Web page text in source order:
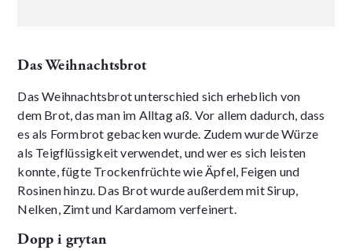
Das Weihnachtsbrot
Das Weihnachtsbrot unterschied sich erheblich von
dem Brot, das man im Alltag aß. Vor allem dadurch, dass
es als Formbrot gebacken wurde. Zudem wurde Würze
als Teigflüssigkeit verwendet, und wer es sich leisten
konnte, fügte Trockenfrüchte wie Äpfel, Feigen und
Rosinen hinzu. Das Brot wurde außerdem mit Sirup,
Nelken, Zimt und Kardamom verfeinert.
Dopp i grytan